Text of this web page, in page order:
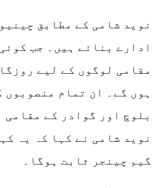
نوید شامی کے مطابق
ادارے بنائے ہیں۔ جب
مقامی لوگوں کے لیے
ہوں گے۔ ان تمام
بلوچ اور گوادر کے مقامی
نوید شامی نے کہا کہ یہ
گیم چینجر ثابت ہوگا۔